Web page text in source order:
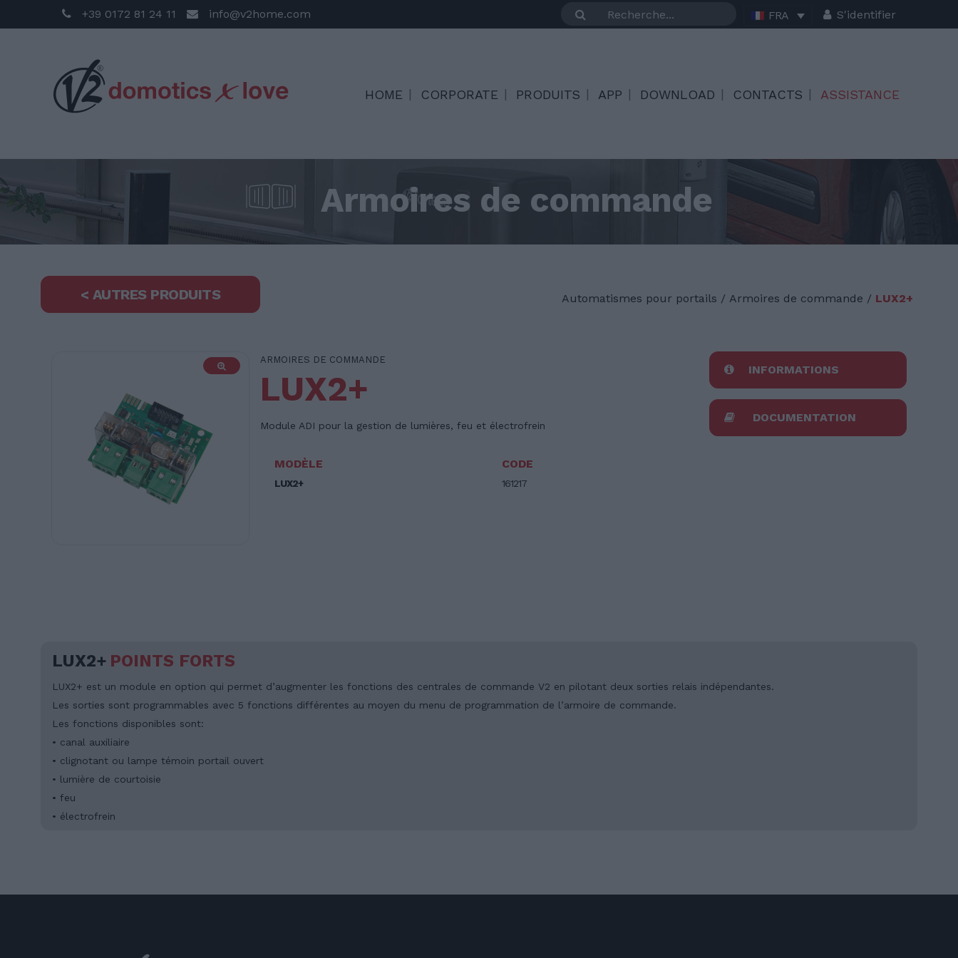
+39 0172 81 24 11 info@v2home.com FRA S'identifier
HOME CORPORATE PRODUITS APP DOWNLOAD CONTACTS ASSISTANCE
Armoires de commande
< AUTRES PRODUITS Automatismes pour portails / Armoires de commande / LUX2+
ARMOIRES DE COMMANDE
LUX2+
Module ADI pour la gestion de lumières, feu et électrofrein
MODÈLE CODE
LUX2+ 161217
INFORMATIONS
DOCUMENTATION
LUX2+ POINTS FORTS
LUX2+ est un module en option qui permet d’augmenter les fonctions des centrales de commande V2 en pilotant deux sorties relais indépendantes.
Les sorties sont programmables avec 5 fonctions différentes au moyen du menu de programmation de l’armoire de commande.
Les fonctions disponibles sont:
• canal auxiliaire
• clignotant ou lampe témoin portail ouvert
• lumière de courtoisie
• feu
• électrofrein